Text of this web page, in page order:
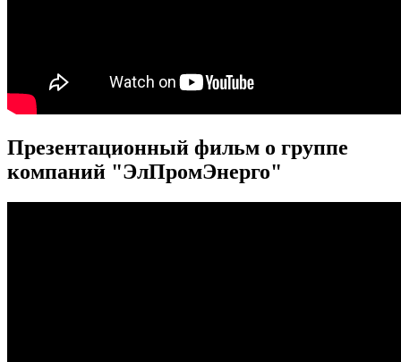
Презентационный фильм о группе
компаний "ЭлПромЭнерго"